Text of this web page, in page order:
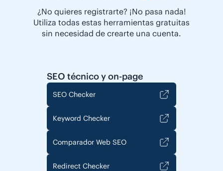
¿No quieres registrarte? ¡No pasa nada!
Utiliza todas estas herramientas gratuitas
sin necesidad de crearte una cuenta.
SEO técnico y on-page
SEO Checker
Keyword Checker
Comparador Web SEO
Redirect Checker